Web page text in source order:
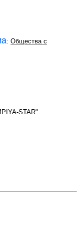
: Общества с
STAR"